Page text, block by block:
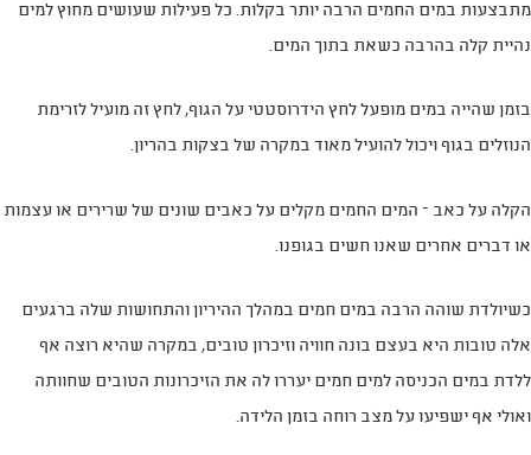
מתבצעות במים החמים הרבה יותר בקלות. כל פעילות שעושים מחוץ למים
נהיית קלה בהרבה כשאת בתוך המים.
בזמן שהייה במים מופעל לחץ הידרוסטטי על הגוף, לחץ זה מועיל לזרימת
הנוזלים בגוף ויכול להועיל מאוד במקרה של בצקות בהריון.
הקלה על כאב – המים החמים מקלים על כאבים שונים של שרירים או עצמות
או דברים אחרים שאנו חשים בגופנו.
כשיולדת שוהה הרבה במים חמים במהלך ההיריון והתחושות שלה ברגעים
אלה טובות היא בעצם בונה חוויה וזיכרון טובים, במקרה שהיא רוצה אף
ללדת במים הכניסה למים חמים יעררו לה את הזיכרונות הטובים שחוותה
ואולי אף ישפיעו על מצב רוחה בזמן הלידה.